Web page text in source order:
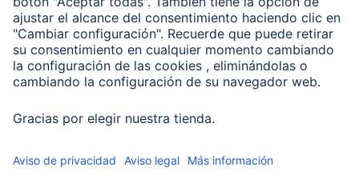
Compañía
Historia de la empresa
Hama en todo el Mundo
Sostenibilidad
Business-Portal